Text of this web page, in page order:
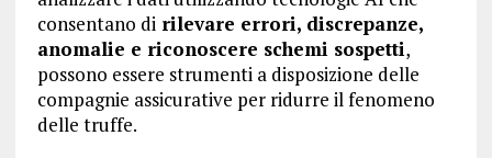
consentano dirilevare errori, discrepanze,
anomalie e riconoscere schemi sospetti,
possono essere strumenti a disposizione delle
compagnie assicurative per ridurre il fenomeno
delle truffe.